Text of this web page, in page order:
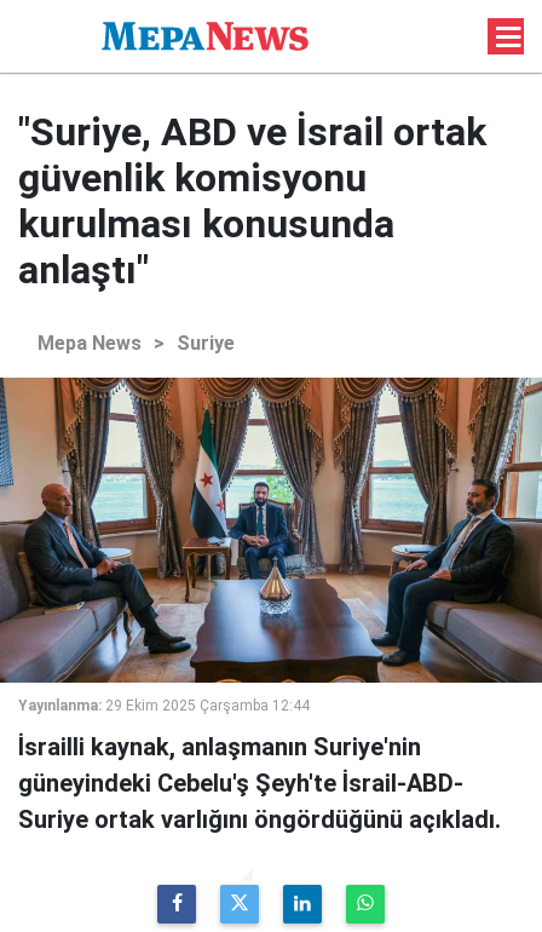
"Suriye, ABD ve İsrail ortak
güvenlik komisyonu
kurulması konusunda
anlaştı"
Mepa News > Suriye
Yayınlanma: 29 Ekim 2025 Çarşamba 12:44
İsrailli kaynak, anlaşmanın Suriye'nin
güneyindeki Cebelu'ş Şeyh'te İsrail-ABD-
Suriye ortak varlığını öngördüğünü açıkladı.